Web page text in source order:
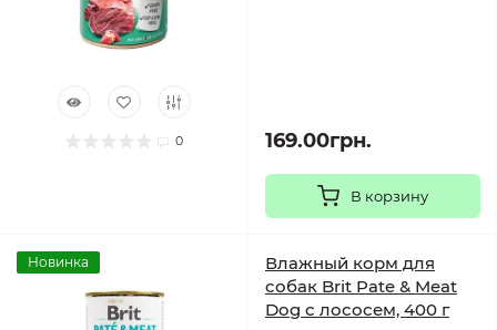
0 169.00грн.
В корзину
Новинка
Влажный корм для
собак Brit Pate & Meat
Dog с лососем, 400 г